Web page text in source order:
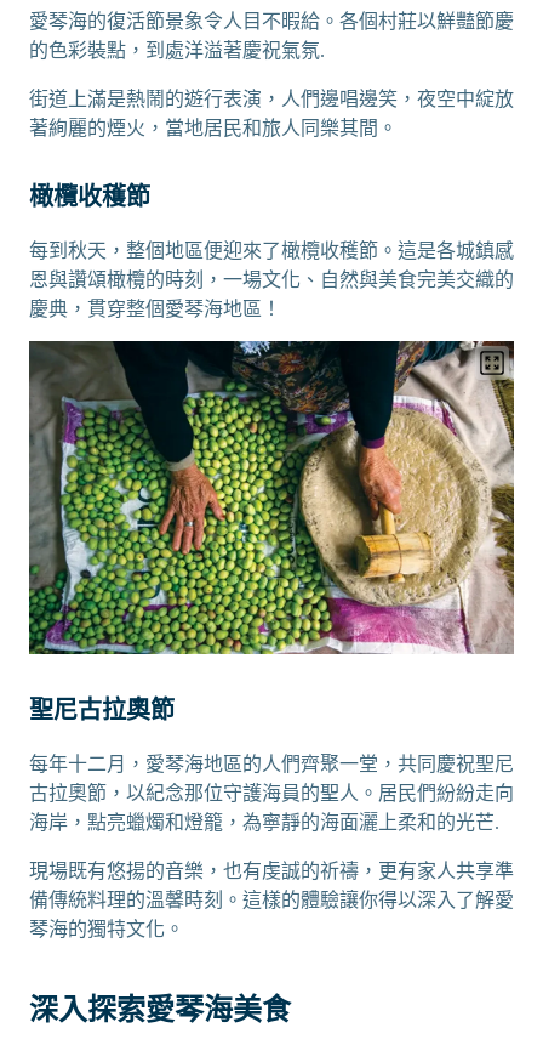
愛琴海的復活節景象令人目不暇給。各個村莊以鮮豔節慶
的色彩裝點，到處洋溢著慶祝氣氛.
街道上滿是熱鬧的遊行表演，人們邊唱邊笑，夜空中綻放
著絢麗的煙火，當地居民和旅人同樂其間。
橄欖收穫節
每到秋天，整個地區便迎來了橄欖收穫節。這是各城鎮感
恩與讚頌橄欖的時刻，一場文化、自然與美食完美交織的
慶典，貫穿整個愛琴海地區！
聖尼古拉奧節
每年十二月，愛琴海地區的人們齊聚一堂，共同慶祝聖尼
古拉奧節，以紀念那位守護海員的聖人。居民們紛紛走向
海岸，點亮蠟燭和燈籠，為寧靜的海面灑上柔和的光芒.
現場既有悠揚的音樂，也有虔誠的祈禱，更有家人共享準
備傳統料理的溫馨時刻。這樣的體驗讓你得以深入了解愛
琴海的獨特文化。
深入探索愛琴海美食